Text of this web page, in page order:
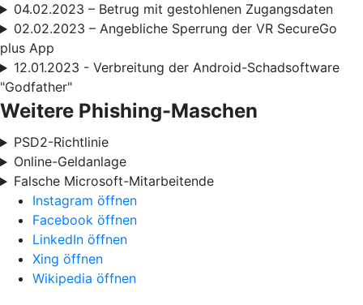
04.02.2023 – Betrug mit gestohlenen Zugangsdaten
02.02.2023 – Angebliche Sperrung der VR SecureGo
plus App
12.01.2023 - Verbreitung der Android-Schadsoftware
"Godfather"
Weitere Phishing-Maschen
PSD2-Richtlinie
Online-Geldanlage
Falsche Microsoft-Mitarbeitende
Instagram öffnen
Facebook öffnen
LinkedIn öffnen
Xing öffnen
Wikipedia öffnen